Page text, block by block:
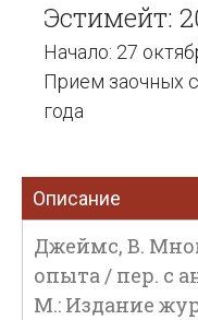
Эстимейт:
Начало: 27
Прием заочных
года
Описание
Джеймс, В.
опыта / пер. с
М.: Издание